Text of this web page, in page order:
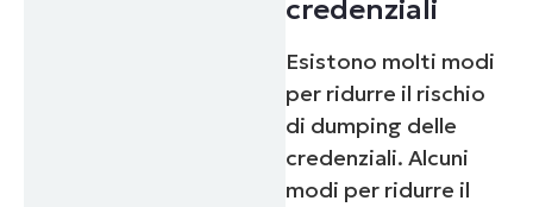
credenziali
Esistono molti modi
per ridurre il rischio
di dumping delle
credenziali. Alcuni
modi per ridurre il